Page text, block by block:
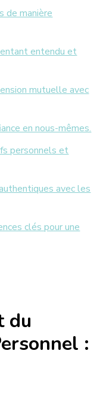
de manière
entendu et
mutuelle avec
en nous-mêmes.
personnels et
avec les
clés pour une
du
: